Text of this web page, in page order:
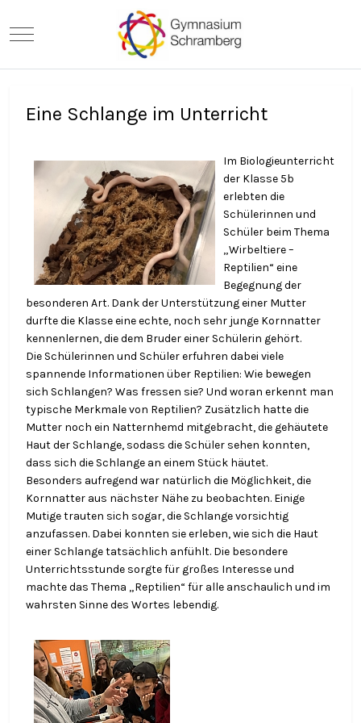
Mobile Menu Toggle
Eine Schlange im Unterricht
Im Biologieunterricht
der Klasse 5b
erlebten die
Schülerinnen und
Schüler beim Thema
„Wirbeltiere –
Reptilien“ eine
Begegnung der
besonderen Art. Dank der Unterstützung einer Mutter
durfte die Klasse eine echte, noch sehr junge Kornnatter
kennenlernen, die dem Bruder einer Schülerin gehört.
Die Schülerinnen und Schüler erfuhren dabei viele
spannende Informationen über Reptilien: Wie bewegen
sich Schlangen? Was fressen sie? Und woran erkennt man
typische Merkmale von Reptilien? Zusätzlich hatte die
Mutter noch ein Natternhemd mitgebracht, die gehäutete
Haut der Schlange, sodass die Schüler sehen konnten,
dass sich die Schlange an einem Stück häutet.
Besonders aufregend war natürlich die Möglichkeit, die
Kornnatter aus nächster Nähe zu beobachten. Einige
Mutige trauten sich sogar, die Schlange vorsichtig
anzufassen. Dabei konnten sie erleben, wie sich die Haut
einer Schlange tatsächlich anfühlt. Die besondere
Unterrichtsstunde sorgte für großes Interesse und
machte das Thema „Reptilien“ für alle anschaulich und im
wahrsten Sinne des Wortes lebendig.